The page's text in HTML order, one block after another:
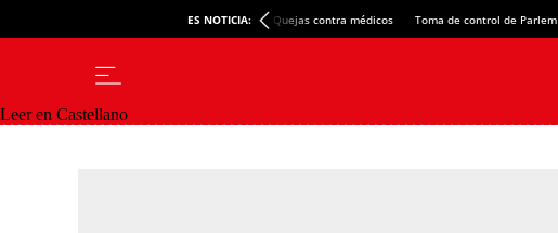
ES NOTICIA: Quejas contra médicos Toma de control de Parlem
Leer en Castellano